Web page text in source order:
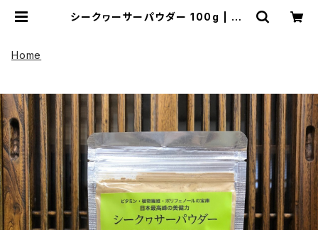
シークヮーサーパウダー 100g | UP
Home